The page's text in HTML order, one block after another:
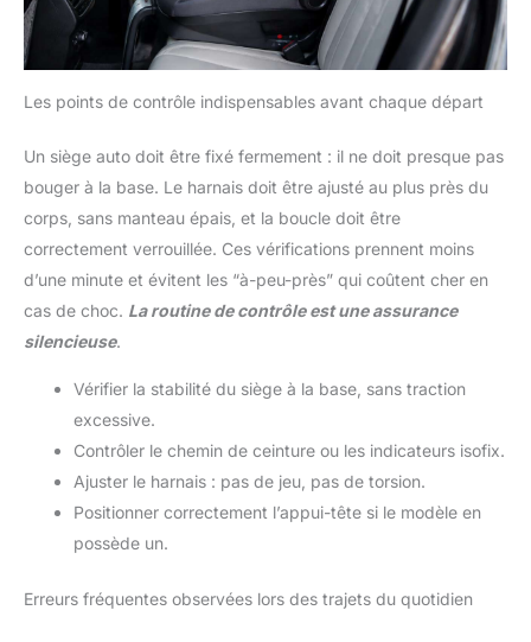
Les points de contrôle indispensables avant chaque départ
Un siège auto doit être fixé fermement : il ne doit presque pas
bouger à la base. Le harnais doit être ajusté au plus près du
corps, sans manteau épais, et la boucle doit être
correctement verrouillée. Ces vérifications prennent moins
d’une minute et évitent les “à-peu-près” qui coûtent cher en
cas de choc. La routine de contrôle est une assurance
silencieuse.
Vérifier la stabilité du siège à la base, sans traction
excessive.
Contrôler le chemin de ceinture ou les indicateurs isofix.
Ajuster le harnais : pas de jeu, pas de torsion.
Positionner correctement l’appui-tête si le modèle en
possède un.
Erreurs fréquentes observées lors des trajets du quotidien